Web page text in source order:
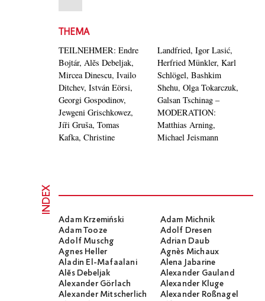
THEMA
TEILNEHMER: Endre
Bojtár, Alĕs Debeljak,
Mircea Dinescu, Ivailo
Ditchev, István Eörsi,
Georgi Gospodinov,
Jewgeni Grischkowez,
Jíři Gruša, Tomas
Kafka, Christine
Landfried, Igor Lasić,
Herfried Münkler, Karl
Schlögel, Bashkim
Shehu, Olga Tokarczuk,
Galsan Tschinag –
MODERATION:
Matthias Arning,
Michael Jeismann
INDEX
Adam Krzemiński
Adam Michnik
Adam Tooze
Adolf Dresen
Adolf Muschg
Adrian Daub
Agnes Heller
Agnès Michaux
Aladin El-Mafaalani
Alena Jabarine
Alĕs Debeljak
Alexander Gauland
Alexander Görlach
Alexander Kluge
Alexander Mitscherlich
Alexander Roßnagel